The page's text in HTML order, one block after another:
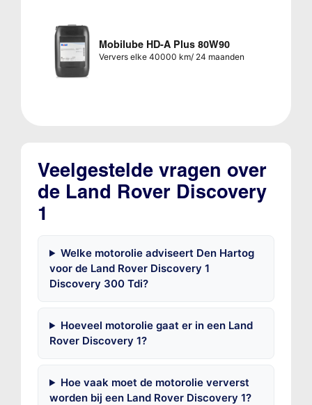
Mobilube HD-A Plus 80W90
Ververs elke 40000 km/ 24 maanden
Veelgestelde vragen over
de Land Rover Discovery
1
Welke motorolie adviseert Den Hartog
voor de Land Rover Discovery 1
Discovery 300 Tdi?
Hoeveel motorolie gaat er in een Land
Rover Discovery 1?
Hoe vaak moet de motorolie ververst
worden bij een Land Rover Discovery 1?